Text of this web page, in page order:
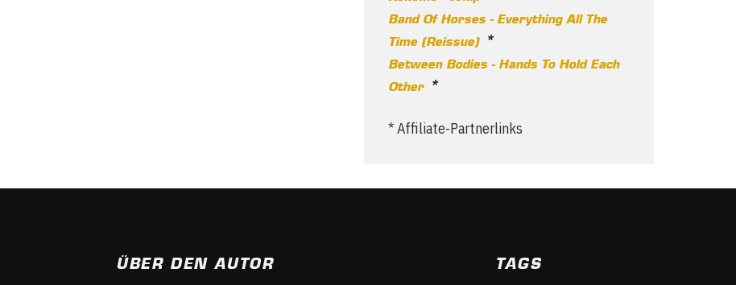
Band Of Horses - Everything All The
Time (Reissue) *
Between Bodies - Hands To Hold Each
Other*
* Affiliate-Partnerlinks
ÜBER DEN AUTOR TAGS